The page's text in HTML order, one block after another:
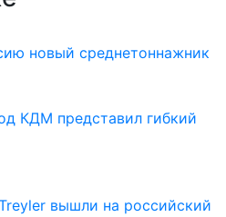
новый среднетоннажник
КДМ представил гибкий
вышли на российский